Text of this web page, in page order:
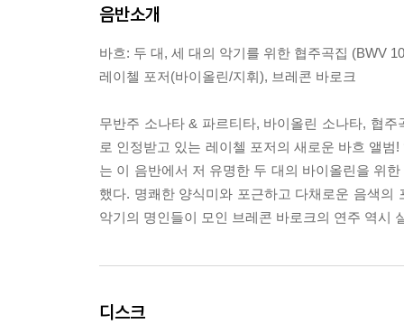
음반소개
바흐: 두 대, 세 대의 악기를 위한 협주곡집 (BWV
레이첼 포저(바이올린/지휘), 브레콘 바로크
무반주 소나타 & 파르티타, 바이올린 소나타, 협
로 인정받고 있는 레이첼 포저의 새로운 바흐 앨범
는 이 음반에서 저 유명한 두 대의 바이올린을 위
했다. 명쾌한 양식미와 포근하고 다채로운 음색
악기의 명인들이 모인 브레콘 바로크의 연주 역시
디스크